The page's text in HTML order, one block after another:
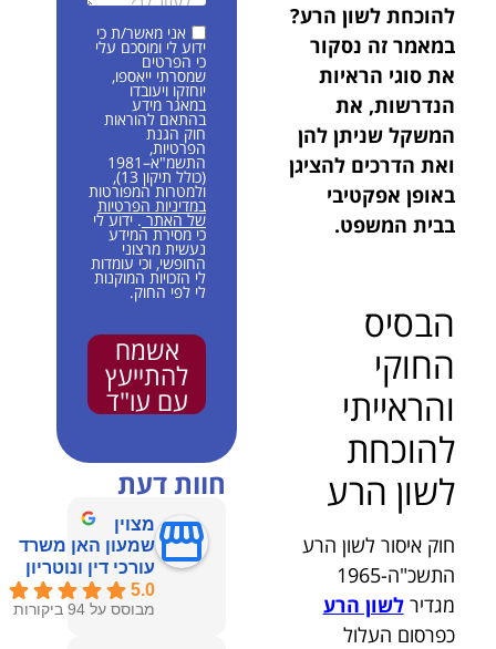
להוכחת לשון הרע?
במאמר זה נסקור
את סוגי הראיות
הנדרשות, את
המשקל שניתן להן
ואת הדרכים להציגן
באופן אפקטיבי
בבית המשפט.
הבסיס
החוקי
והראייתי
להוכחת
לשון הרע
חוק איסור לשון הרע
התשכ"ה-1965
מגדירלשון הרע
כפרסום העלול
אני מאשר/ת כי
ידוע לי ומוסכם עלי
כי הפרטים
שמסרתי ייאספו,
יוחזקו ויעובדו
במאגר מידע
בהתאם להוראות
חוק הגנת
הפרטיות,
התשמ"א–1981
(כולל תיקון 13),
ולמטרות המפורטות
במדיניות הפרטיות
של האתר. ידוע לי
כי מסירת המידע
נעשית מרצוני
החופשי, וכי עומדות
לי הזכויות המוקנות
לי לפי החוק.
אשמח
להתייעץ
עם עו"ד
חוות דעת
מצוין
שמעון האן משרד
עורכי דין ונוטריון
5.0
מבוסס על 94 ביקורות